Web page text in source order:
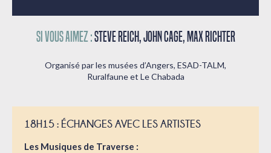
Si vous aimez :Steve Reich, John Cage, Max Richter
Organisé par les musées d’Angers, ESAD-TALM,
Ruralfaune et Le Chabada
18H15 : ÉCHANGES AVEC LES ARTISTES
Les Musiques de Traverse :